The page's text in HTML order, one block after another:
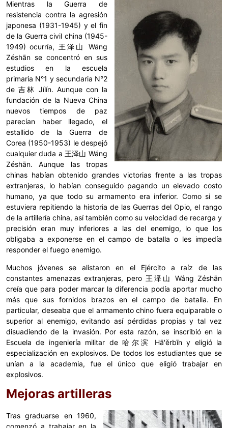
Mientras la Guerra de
resistencia contra la agresión
japonesa (1931-1945) y el fin
de la Guerra civil china (1945-
1949) ocurría, 王泽山 Wáng
Zéshān se concentró en sus
estudios en la escuela
primaria N°1 y secundaria N°2
de 吉林 Jílín. Aunque con la
fundación de la Nueva China
nuevos tiempos de paz
parecían haber llegado, el
estallido de la Guerra de
Corea (1950-1953) le despejó
cualquier duda a 王泽山 Wáng
Zéshān. Aunque las tropas
chinas habían obtenido grandes victorias frente a las tropas
extranjeras, lo habían conseguido pagando un elevado costo
humano, ya que todo su armamento era inferior. Como si se
estuviera repitiendo la historia de las Guerras del Opio, el rango
de la artillería china, así también como su velocidad de recarga y
precisión eran muy inferiores a las del enemigo, lo que los
obligaba a exponerse en el campo de batalla o les impedía
responder el fuego enemigo.
Muchos jóvenes se alistaron en el Ejército a raíz de las
constantes amenazas extranjeras, pero 王泽山 Wáng Zéshān
creía que para poder marcar la diferencia podía aportar mucho
más que sus fornidos brazos en el campo de batalla. En
particular, deseaba que el armamento chino fuera equiparable o
superior al enemigo, evitando así pérdidas propias y tal vez
disuadiendo de la invasión. Por esta razón, se inscribió en la
Escuela de ingeniería militar de 哈尔滨 Hā'ěrbīn y eligió la
especialización en explosivos. De todos los estudiantes que se
unían a la academia, fue el único que eligió trabajar en
explosivos.
Mejoras artilleras
Tras graduarse en 1960,
comenzó a trabajar en la